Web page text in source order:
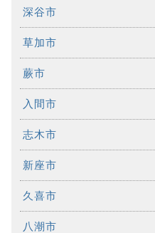
深谷市
草加市
蕨市
入間市
志木市
新座市
久喜市
八潮市